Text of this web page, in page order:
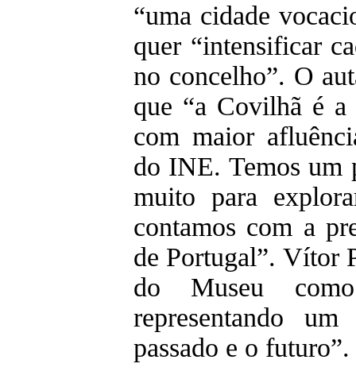
“uma cidade
quer “intensificar
no concelho”. O
que “a Covilhã é a
com maior
do INE. Temos um
muito para
contamos com a
de Portugal”. Vítor
do Museu
representando
passado e o futuro”.